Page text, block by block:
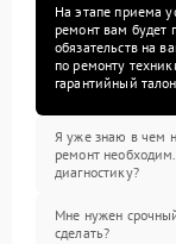
На этапе приема
ремонт вам будет
обязательств на
по ремонту
гарантийный талон.
Я уже знаю в чем
ремонт
диагностику?
Мне нужен
сделать?